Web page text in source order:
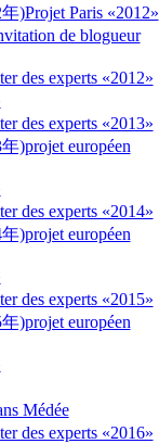
)Projet Paris «2012»
de blogueur
des experts «2012»
des experts «2013»
)projet européen
des experts «2014»
)projet européen
des experts «2015»
)projet européen
Médée
des experts «2016»